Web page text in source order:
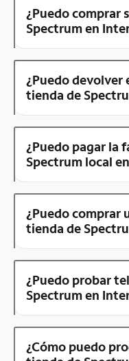
¿Puedo comprar
Spectrum en
¿Puedo devolver
tienda de
¿Puedo pagar la
Spectrum local
¿Puedo comprar
tienda de
¿Puedo probar
Spectrum en
¿Cómo puedo